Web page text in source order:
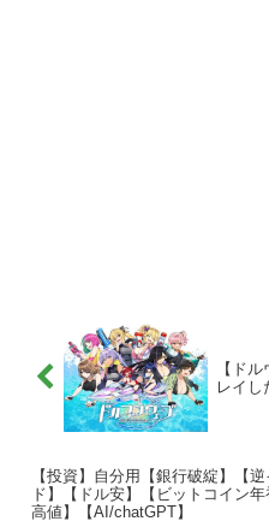
【ド
レイし
【投資】自分用【銀行破綻】【
ド】【ドル安】【ビットコイン
高値】【AI/chatGPT】